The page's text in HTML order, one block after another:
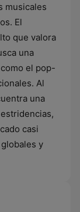
musicales
El
que valora
una
el pop-
Al
una
casi
y